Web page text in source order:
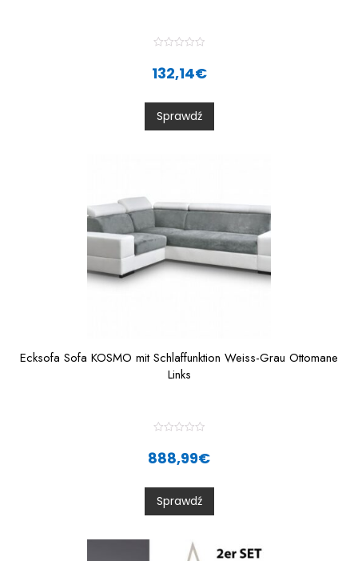
0
o
u
t
132,14€
Sprawdź
Ecksofa Sofa KOSMO mit Schlaffunktion Weiss-Grau Ottomane
Links
a
t
0
o
u
t
888,99€
Sprawdź